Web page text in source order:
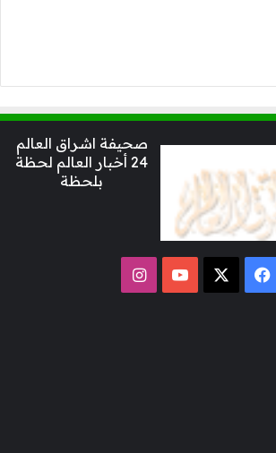
صحيفة اشراق العالم
24 أخبار العالم لحظة
بلحظة
فيسبوك ‫YouTubeانستقرام